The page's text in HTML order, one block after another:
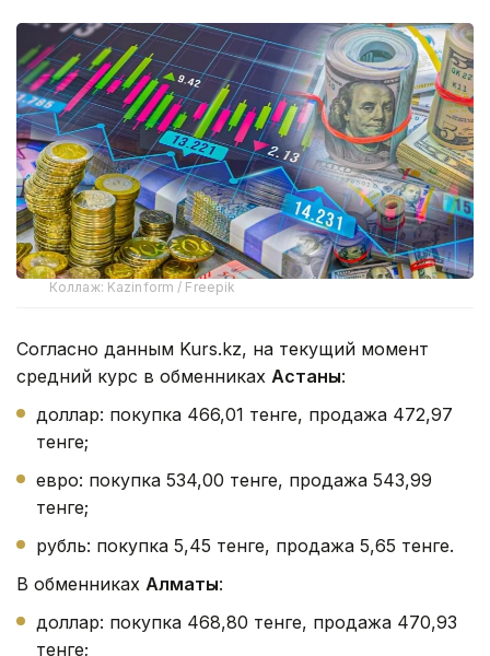
Коллаж: Kazinform / Freepik
Согласно данным Kurs.kz, на текущий момент
средний курс в обменниках Астаны:
доллар: покупка 466,01 тенге, продажа 472,97
тенге;
евро: покупка 534,00 тенге, продажа 543,99
тенге;
рубль: покупка 5,45 тенге, продажа 5,65 тенге.
В обменниках Алматы:
доллар: покупка 468,80 тенге, продажа 470,93
тенге;